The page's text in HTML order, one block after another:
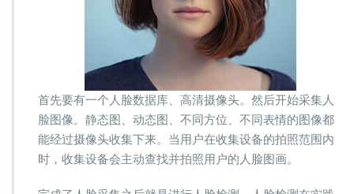
首先要有一个人脸数据库、高清摄像头。然后开始采集人
脸图像。静态图、动态图、不同方位、不同表情的图像都
能经过摄像头收集下来。当用户在收集设备的拍照范围内
时，收集设备会主动查找并拍照用户的人脸图画。